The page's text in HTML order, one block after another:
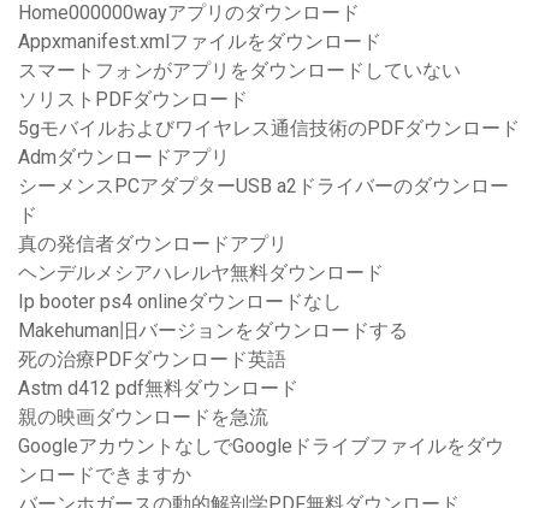
Home000000wayアプリのダウンロード
Appxmanifest.xmlファイルをダウンロード
スマートフォンがアプリをダウンロードしていない
ソリストPDFダウンロード
5gモバイルおよびワイヤレス通信技術のPDFダウンロード
Admダウンロードアプリ
シーメンスPCアダプターUSB a2ドライバーのダウンロー
ド
真の発信者ダウンロードアプリ
ヘンデルメシアハレルヤ無料ダウンロード
Ip booter ps4 onlineダウンロードなし
Makehuman旧バージョンをダウンロードする
死の治療PDFダウンロード英語
Astm d412 pdf無料ダウンロード
親の映画ダウンロードを急流
GoogleアカウントなしでGoogleドライブファイルをダウ
ンロードできますか